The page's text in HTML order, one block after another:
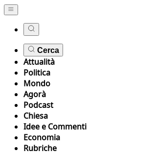
Cerca
Attualità
Politica
Mondo
Agorà
Podcast
Chiesa
Idee e Commenti
Economia
Rubriche